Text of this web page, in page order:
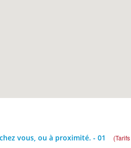
vous, ou à proximité. - 01 (